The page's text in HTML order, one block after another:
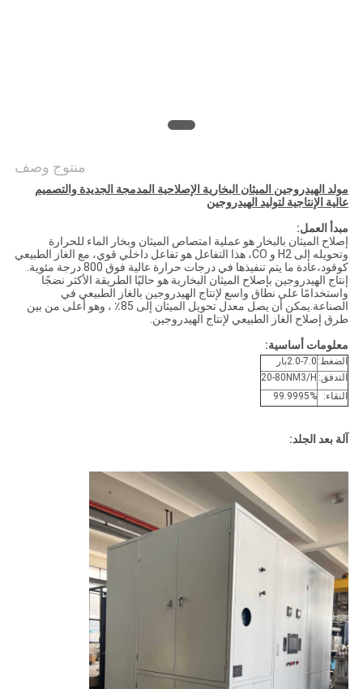
منتوج وصف
مولد الهيدروجين الميثان البخارية الإصلاحية المدمجة الجديدة والتصميم
عالية الإنتاجية لتوليد الهيدروجين
مبدأ العمل:
إصلاح الميثان بالبخار هو عملية امتصاص الميثان وبخار الماء للحرارة
وتحويله إلى H2 و CO، هذا التفاعل هو تفاعل داخلي قوي، مع الغاز الطبيعي
كوقود،عادة ما يتم تنفيذها في درجات حرارة عالية فوق 800 درجة مئوية.
إنتاج الهيدروجين بإصلاح الميثان البخارية هو حاليًا الطريقة الأكثر نضجًا
واستخدامًا على نطاق واسع لإنتاج الهيدروجين بالغاز الطبيعي في
الصناعة.
يمكن أن يصل معدل تحويل الميثان إلى 85٪ ، وهو أعلى من بين
طرق إصلاح الغاز الطبيعي لإنتاج الهيدروجين.
معلومات أساسية:
الضغط: 2.0-7.0بار
التدفق: 20-80NM3/H
النقاء:
99.9995%
آلة بعد الجلد: